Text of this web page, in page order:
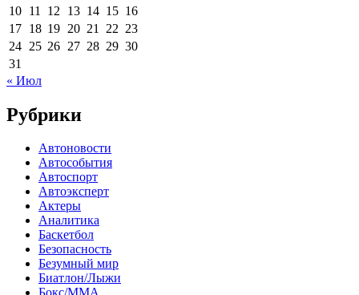
10 11 12 13 14 15 16
17 18 19 20 21 22 23
24 25 26 27 28 29 30
31
« Июл
Рубрики
Автоновости
Автособытия
Автоспорт
Автоэксперт
Актеры
Аналитика
Баскетбол
Безопасность
Безумный мир
Биатлон/Лыжи